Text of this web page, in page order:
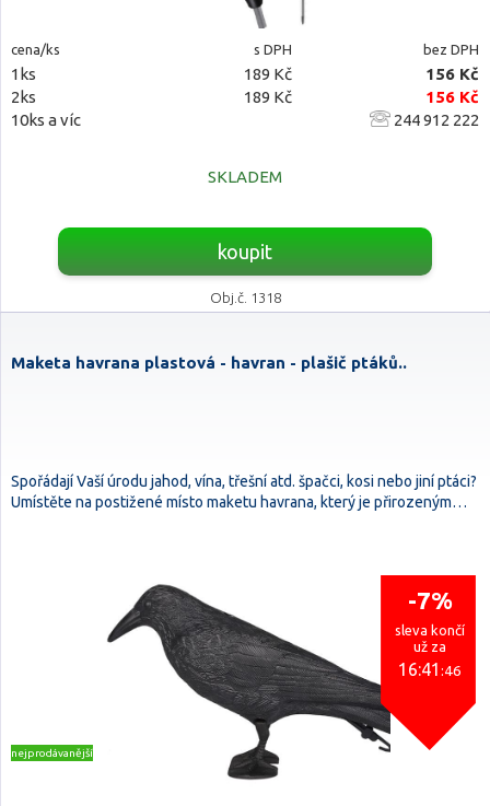
cena/ks s DPH bez DPH
1ks 189 Kč
156 Kč
2ks
189 Kč
156 Kč
10ks a víc
244 912 222
SKLADEM
koupit
Obj.č. 1318
Maketa havrana plastová - havran - plašič ptáků..
Spořádají Vaší úrodu jahod, vína, třešní atd. špačci, kosi nebo jiní ptáci?
Umístěte na postižené místo maketu havrana, který je přirozeným…
-7%
sleva končí
už za
16:41:45
nejprodávanější